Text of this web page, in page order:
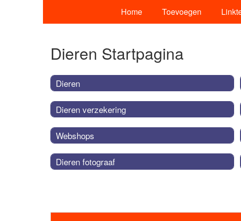
Home Toevoegen
Dieren Startpagina
Dieren
Dieren verzekering
Webshops
Dieren fotograaf